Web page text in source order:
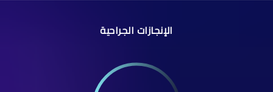
الإنجازات الجراحية